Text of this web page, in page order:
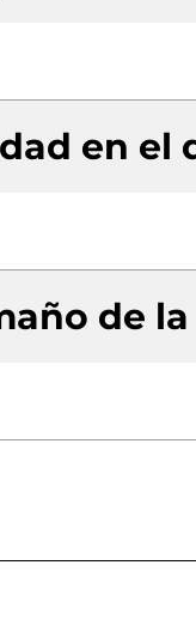
en el
de